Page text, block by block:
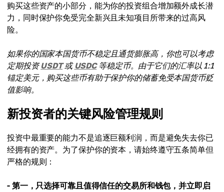
购买这些资产的小部分，能为你的投资组合增加额外成长潜
力，同时保护你免受完全新兴且未知项目所带来的过高风
险。
如果你的国家本国货币不稳定且通货膨胀高，你也可以考虑
定期投资USDT或 USDC等稳定币。由于它们的汇率以 1:1
锚定美元，购买这些币有助于保护你的储蓄免受本国货币贬
值影响。
新投资者的关键风险管理规则
投资中最重要的能力不是追逐巨额利润，而是避免失去你已
经拥有的资产。为了保护你的资本，请始终遵守五条简单但
严格的规则：
- 第一，只选择可靠且值得信任的交易所和钱包，并立即启